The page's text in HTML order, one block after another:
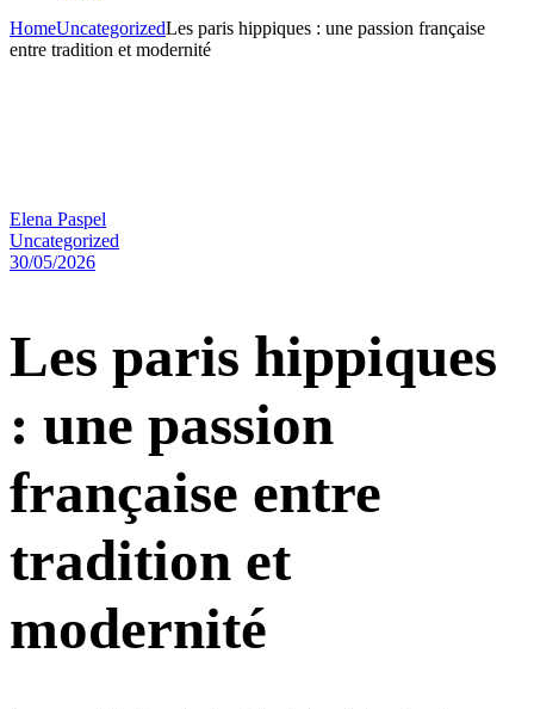
HomeUncategorizedLes paris hippiques : une passion française
entre tradition et modernité
Elena Paspel
Uncategorized
30/05/2026
Les paris hippiques
: une passion
française entre
tradition et
modernité